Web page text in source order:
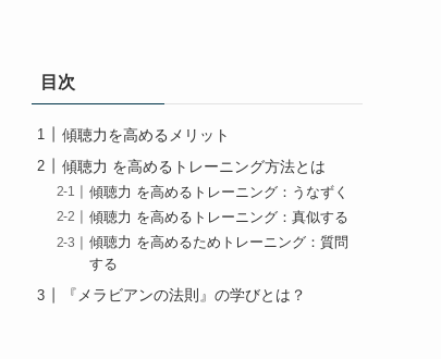
目次
傾聴力を高めるメリット
傾聴力 を高めるトレーニング方法とは
傾聴力 を高めるトレーニング：うなずく
傾聴力 を高めるトレーニング：真似する
傾聴力 を高めるためトレーニング：質問
する
『メラビアンの法則』の学びとは？